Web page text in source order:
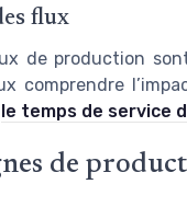
flux
de production
comprendre
le temps de service
de